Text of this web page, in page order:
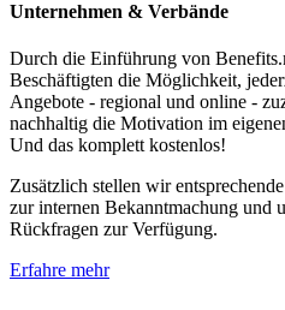
Unternehmen & Verbände
Durch die Einführung von
Beschäftigten die Möglichkeit,
Angebote - regional und online -
nachhaltig die Motivation im
Und das komplett kostenlos!
Zusätzlich stellen wir
zur internen Bekanntmachung und
Rückfragen zur Verfügung.
Erfahre mehr